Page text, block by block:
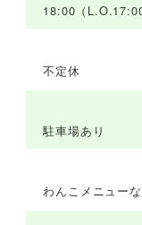
18:00（L.O.17:00
不定休
駐車場あり
わんこメニュー